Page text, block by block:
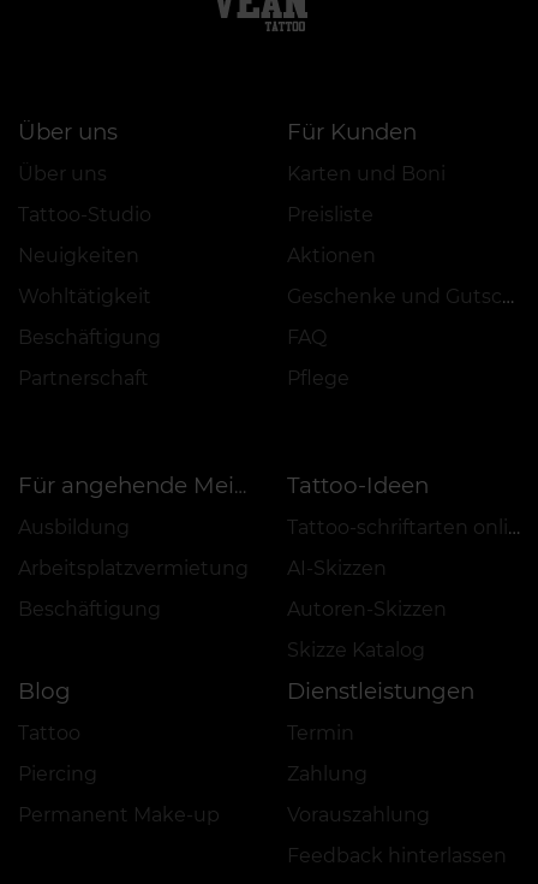
Über uns
Über uns
Tattoo-Studio
Neuigkeiten
Wohltätigkeit
Beschäftigung
Partnerschaft
Für Kunden
Karten und Boni
Preisliste
Aktionen
Geschenke und Gutscheine
FAQ
Pflege
Für angehende Meister
Ausbildung
Arbeitsplatzvermietung
Beschäftigung
Tattoo-Ideen
Tattoo-schriftarten online
AI-Skizzen
Autoren-Skizzen
Skizze Katalog
Blog
Tattoo
Piercing
Permanent Make-up
Dienstleistungen
Termin
Zahlung
Vorauszahlung
Feedback hinterlassen